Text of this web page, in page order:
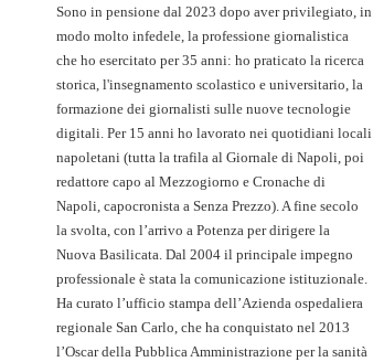
Sono in pensione dal 2023 dopo aver privilegiato, in
modo molto infedele, la professione giornalistica
che ho esercitato per 35 anni: ho praticato la ricerca
storica, l'insegnamento scolastico e universitario, la
formazione dei giornalisti sulle nuove tecnologie
digitali. Per 15 anni ho lavorato nei quotidiani locali
napoletani (tutta la trafila al Giornale di Napoli, poi
redattore capo al Mezzogiorno e Cronache di
Napoli, capocronista a Senza Prezzo). A fine secolo
la svolta, con l’arrivo a Potenza per dirigere la
Nuova Basilicata. Dal 2004 il principale impegno
professionale è stata la comunicazione istituzionale.
Ha curato l’ufficio stampa dell’Azienda ospedaliera
regionale San Carlo, che ha conquistato nel 2013
l’Oscar della Pubblica Amministrazione per la sanità